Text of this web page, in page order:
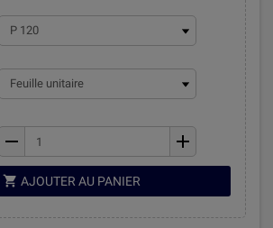
remove add
 AJOUTER AU PANIER